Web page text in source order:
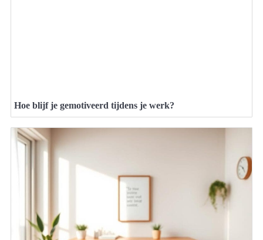
Hoe blijf je gemotiveerd tijdens je werk?